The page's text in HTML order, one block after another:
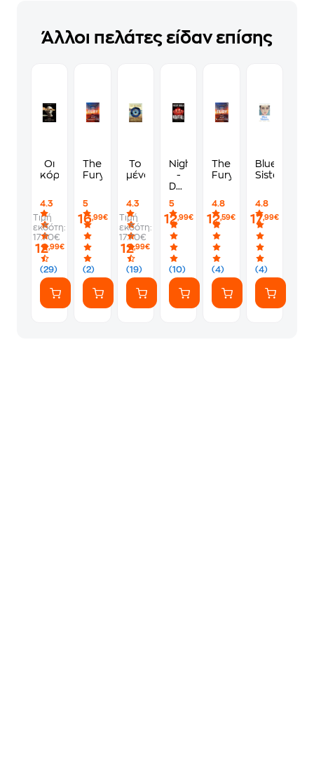
Άλλοι πελάτες είδαν επίσης
Οι
κόρες
4.3
(29)
Τιμή
εκδότη:
17.70€
12,99€
The
Fury
5
(2)
16,99€
Το
μένος
4.3
(19)
Τιμή
εκδότη:
17.70€
12,99€
Nightfall
-
Devil's
5
(10)
12,99€
The
Fury
4.8
(4)
12,59€
Blue
Sisters
4.8
(4)
17,99€